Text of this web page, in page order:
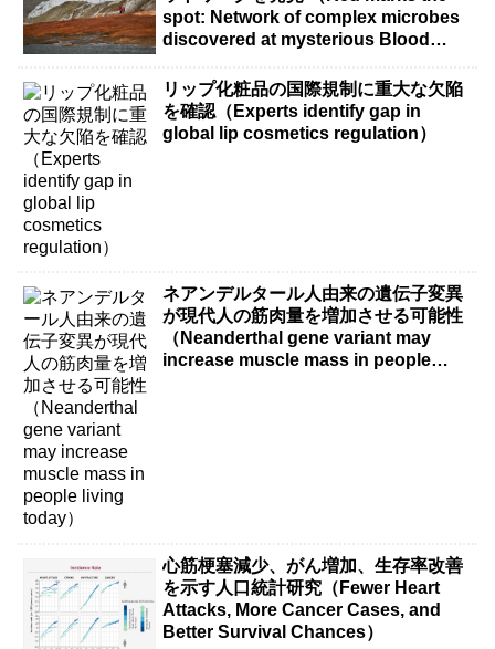
spot: Network of complex microbes
discovered at mysterious Blood
リップ化粧品の国際規制に重大な欠陥
を確認（Experts identify gap in
global lip cosmetics regulation）
ネアンデルタール人由来の遺伝子変異
が現代人の筋肉量を増加させる可能性
（Neanderthal gene variant may
increase muscle mass in people
心筋梗塞減少、がん増加、生存率改善
を示す人口統計研究（Fewer Heart
Attacks, More Cancer Cases, and
Better Survival Chances）